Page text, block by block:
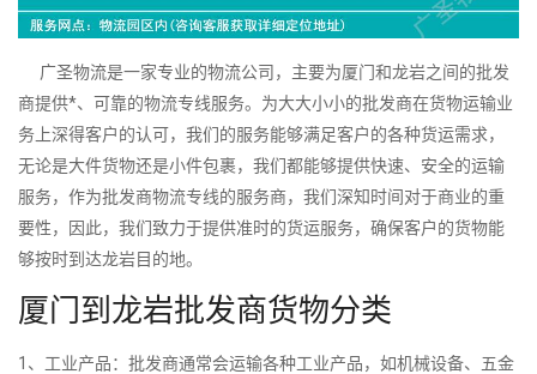
广圣物流是一家专业的物流公司，主要为厦门和龙岩之间的批发
商提供*、可靠的物流专线服务。为大大小小的批发商在货物运输业
务上深得客户的认可，我们的服务能够满足客户的各种货运需求，
无论是大件货物还是小件包裹，我们都能够提供快速、安全的运输
服务，作为批发商物流专线的服务商，我们深知时间对于商业的重
要性，因此，我们致力于提供准时的货运服务，确保客户的货物能
够按时到达龙岩目的地。
厦门到龙岩批发商货物分类
1、工业产品：批发商通常会运输各种工业产品，如机械设备、五金